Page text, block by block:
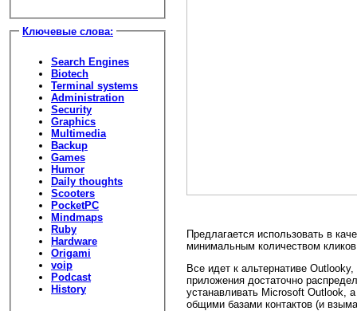
Ключевые слова:
Search Engines
Biotech
Terminal systems
Administration
Security
Graphics
Multimedia
Backup
Games
Humor
Daily thoughts
Scooters
PocketPC
Mindmaps
Ruby
Hardware
Origami
voip
Podcast
History
Предлагается использовать в
минимальным количеством
Все идет к альтернативе
приложения достаточно
устанавливать Microsoft Outlook,
общими базами контактов (и